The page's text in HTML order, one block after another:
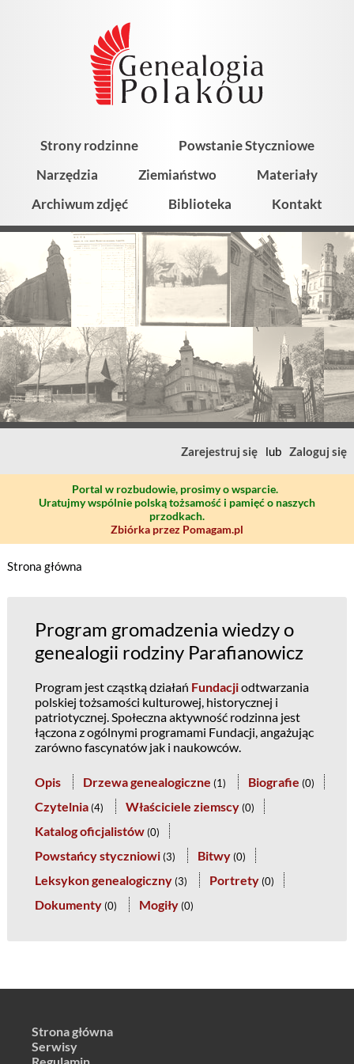
Strony rodzinne
Powstanie Styczniowe
Narzędzia
Ziemiaństwo
Materiały
Archiwum zdjęć
Biblioteka Kontakt
Zarejestruj się lub Zaloguj się
Portal w rozbudowie, prosimy o wsparcie.
Uratujmy wspólnie polską tożsamość i pamięć o naszych
przodkach.
Zbiórka przez Pomagam.pl
Strona główna
Program gromadzenia wiedzy o
genealogii rodziny Parafianowicz
Program jest cząstką działań Fundacjiodtwarzania
polskiej tożsamości kulturowej, historycznej i
patriotycznej. Społeczna aktywność rodzinna jest
łączona z ogólnymi programami Fundacji, angażując
zarówno fascynatów jak i naukowców.
Opis Drzewa genealogiczne (1) Biografie (0)
Czytelnia (4) Właściciele ziemscy (0)
Katalog oficjalistów (0)
Powstańcy styczniowi (3) Bitwy (0)
Leksykon genealogiczny (3) Portrety (0)
Dokumenty (0) Mogiły (0)
Strona główna
Serwisy